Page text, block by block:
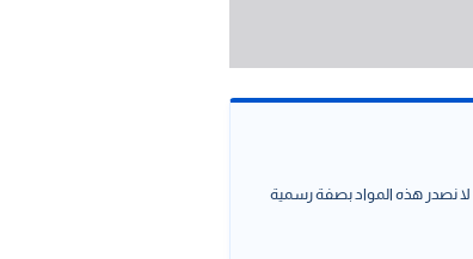
لا نصدر هذه المواد بصفة رسمية